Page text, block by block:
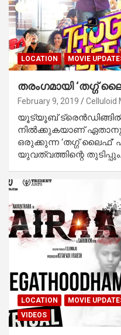
LOCATION MOVIE
തരംഗമായി ‘തഗ്ഗ്
February 9, 2019 Celluloid
യൂട്യൂബ് ട്രെന്‍ഡിങ്ങില്‍
നില്‍ക്കുകയാണ്
ഒരുക്കുന്ന ‘തഗ്ഗ് ലൈഫ്’
യുവത്വത്തിന്റെ
LOCATION MOVIE
VIDEOS